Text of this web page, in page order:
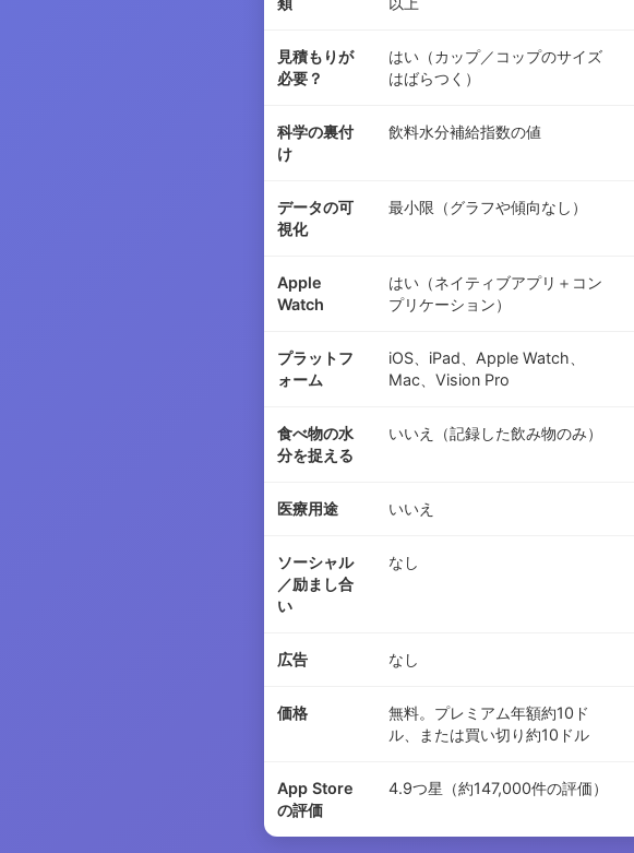
見積もりが
必要？
はい（カップ／コップのサイズ
はばらつく）
科学の裏付
け
飲料水分補給指数の値
データの可
視化
最小限（グラフや傾向なし）
Apple
Watch
はい（ネイティブアプリ＋コン
プリケーション）
プラットフ
ォーム
iOS、iPad、Apple Watch、
Mac、Vision Pro
食べ物の水
分を捉える
いいえ（記録した飲み物のみ）
医療用途 いいえ
ソーシャル
／励まし合
い
なし
広告 なし
価格
無料。プレミアム年額約10ド
ル、または買い切り約10ドル
App Store
の評価
4.9つ星（約147,000件の評価）